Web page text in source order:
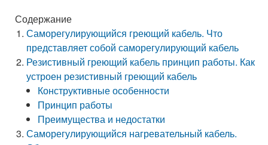
Содержание
Саморегулирующийся греющий кабель. Что
представляет собой саморегулирующий кабель
Резистивный греющий кабель принцип работы. Как
устроен резистивный греющий кабель
Конструктивные особенности
Принцип работы
Преимущества и недостатки
Саморегулирующийся нагревательный кабель.